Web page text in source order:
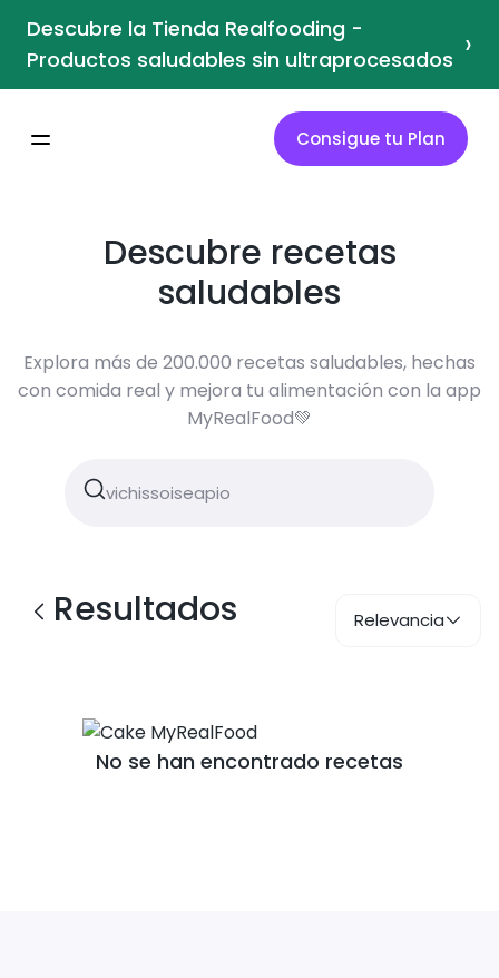
Descubre la Tienda Realfooding -
Productos saludables sin ultraprocesados ›
Consigue tu Plan
Descubre recetas
saludables
Explora más de 200.000 recetas saludables, hechas
con comida real y mejora tu alimentación con la app
MyRealFood💚
Resultados Relevancia
No se han encontrado recetas